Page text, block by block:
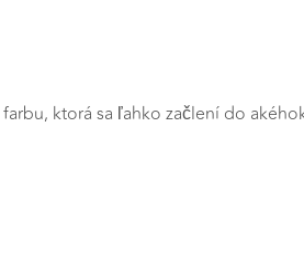
ktorá sa ľahko začlení do